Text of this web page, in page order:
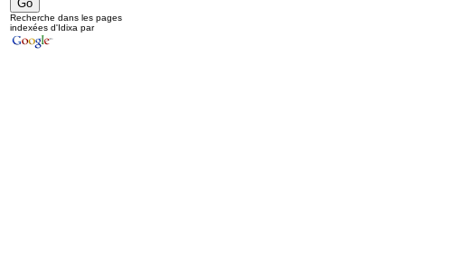
Recherche dans les pages
indexées d'Idixa par